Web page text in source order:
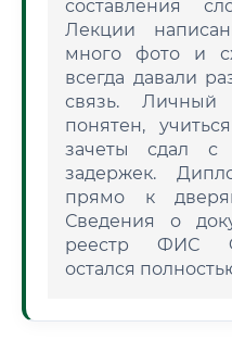
составления
Лекции
много фото и
всегда давали
связь.
понятен,
зачеты сдал с
задержек.
прямо к
Сведения о
реестр ФИС
остался